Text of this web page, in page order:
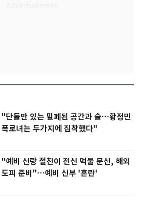
"단둘만 있는 밀폐된 공간과 술…황정민
폭로녀는 두가지에 집착했다"
"예비 신랑 절친이 전신 먹물 문신, 해외
도피 준비"…예비 신부 '혼란'